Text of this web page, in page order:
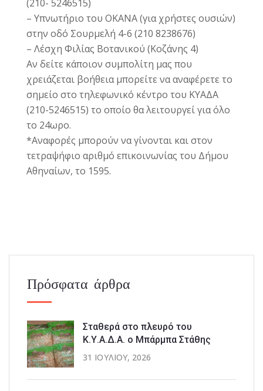
(210- 5246515)
– Υπνωτήριο του ΟΚΑΝΑ (για χρήστες ουσιών)
στην οδό Σουρμελή 4-6 (210 8238676)
– Λέσχη Φιλίας Βοτανικού (Κοζάνης 4)
Αν δείτε κάποιον συμπολίτη μας που
χρειάζεται βοήθεια μπορείτε να αναφέρετε το
σημείο στο τηλεφωνικό κέντρο του ΚΥΑΔΑ
(210-5246515) το οποίο θα λειτουργεί για όλο
το 24ωρο.
*Αναφορές μπορούν να γίνονται και στον
τετραψήφιο αριθμό επικοινωνίας του Δήμου
Αθηναίων, το 1595.
Πρόσφατα άρθρα
Σταθερά στο πλευρό του
Κ.Υ.Α.Δ.Α. ο Μπάρμπα Στάθης
31 ΙΟΥΛΊΟΥ, 2026